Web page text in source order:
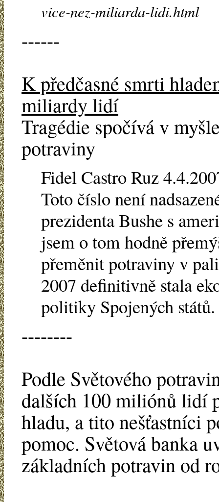
vice-nez-miliarda-lidi.html
------
K předčasné smrti
miliardy lidí
Tragédie spočívá v
potraviny
Fidel Castro Ruz
Toto číslo není
prezidenta Bushe s
jsem o tom hodně
přeměnit potraviny v
2007 definitivně stala
politiky Spojených států.
--------
Podle Světového
dalších 100 miliónů lidí
hladu, a tito nešťastníci
pomoc. Světová banka
základních potravin od